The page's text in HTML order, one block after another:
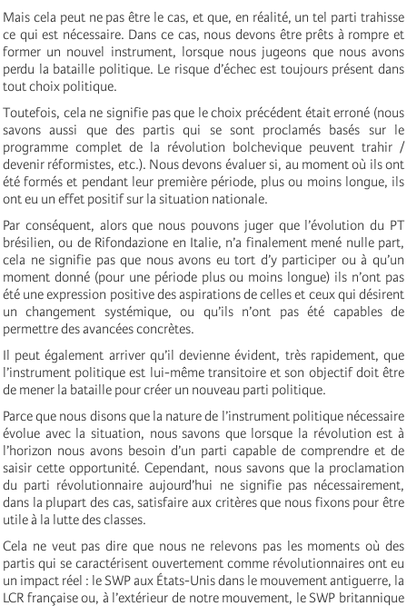
Mais cela peut ne pas être le cas, et que, en réalité, un tel parti trahisse
ce qui est nécessaire. Dans ce cas, nous devons être prêts à rompre et
former un nouvel instrument, lorsque nous jugeons que nous avons
perdu la bataille politique. Le risque d’échec est toujours présent dans
tout choix politique.
Toutefois, cela ne signifie pas que le choix précédent était erroné (nous
savons aussi que des partis qui se sont proclamés basés sur le
programme complet de la révolution bolchevique peuvent trahir /
devenir réformistes, etc.). Nous devons évaluer si, au moment où ils ont
été formés et pendant leur première période, plus ou moins longue, ils
ont eu un effet positif sur la situation nationale.
Par conséquent, alors que nous pouvons juger que l’évolution du PT
brésilien, ou de Rifondazione en Italie, n’a finalement mené nulle part,
cela ne signifie pas que nous avons eu tort d’y participer ou à qu’un
moment donné (pour une période plus ou moins longue) ils n’ont pas
été une expression positive des aspirations de celles et ceux qui désirent
un changement systémique, ou qu’ils n’ont pas été capables de
permettre des avancées concrètes.
Il peut également arriver qu’il devienne évident, très rapidement, que
l’instrument politique est lui-même transitoire et son objectif doit être
de mener la bataille pour créer un nouveau parti politique.
Parce que nous disons que la nature de l’instrument politique nécessaire
évolue avec la situation, nous savons que lorsque la révolution est à
l’horizon nous avons besoin d’un parti capable de comprendre et de
saisir cette opportunité. Cependant, nous savons que la proclamation
du parti révolutionnaire aujourd’hui ne signifie pas nécessairement,
dans la plupart des cas, satisfaire aux critères que nous fixons pour être
utile à la lutte des classes.
Cela ne veut pas dire que nous ne relevons pas les moments où des
partis qui se caractérisent ouvertement comme révolutionnaires ont eu
un impact réel : le SWP aux États-Unis dans le mouvement antiguerre, la
LCR française ou, à l’extérieur de notre mouvement, le SWP britannique